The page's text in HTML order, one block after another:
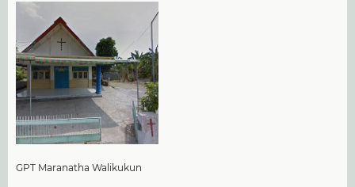
GPT Maranatha Walikukun